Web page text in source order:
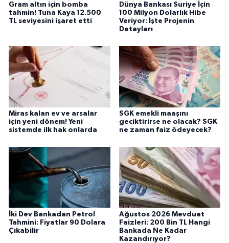
Gram altın için bomba
tahmin! Tuna Kaya 12.500
TL seviyesini işaret etti
Dünya Bankası Suriye İçin
100 Milyon Dolarlık Hibe
Veriyor: İşte Projenin
Detayları
Miras kalan ev ve arsalar
için yeni dönem! Yeni
sistemde ilk hak onlarda
SGK emekli maaşını
geciktirirse ne olacak? SGK
ne zaman faiz ödeyecek?
İki Dev Bankadan Petrol
Tahmini: Fiyatlar 90 Dolara
Çıkabilir
Ağustos 2026 Mevduat
Faizleri: 200 Bin TL Hangi
Bankada Ne Kadar
Kazandırıyor?